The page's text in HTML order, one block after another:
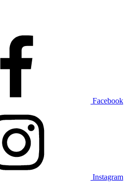
Facebook
Instagram